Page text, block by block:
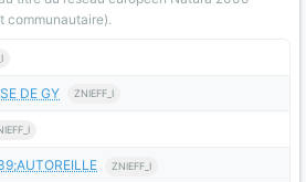
communautaire).
DE GY ZNIEFF_I
ZNIEFF_I